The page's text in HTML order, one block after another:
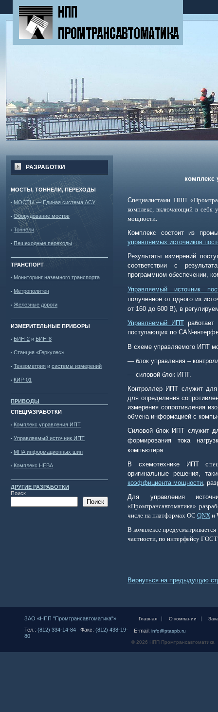
РАЗРАБОТКИ
МОСТЫ, ТОННЕЛИ, ПЕРЕХОДЫ
МОСТЫ—Единая система АСУ
Оборудование мостов
Тоннели
Пешеходные переходы
ТРАНСПОРТ
Мониторинг наземного транспорта
Метрополитен
Железные дороги
ИЗМЕРИТЕЛЬНЫЕ ПРИБОРЫ
БИН-2 и БИН-8
Станция «Геркулес»
Тензометрия и системы измерений
КИР-01
ПРИВОДЫ
СПЕЦРАЗРАБОТКИ
Комплекс управления ИПТ
Управляемый источник ИПТ
МПА информационных шин
Комплекс НЕВА
ДРУГИЕ РАЗРАБОТКИ
Поиск
Поиск
комплекс
Специалистами НПП
комплекс, включающий в себя
мощности.
Комплекс состоит из
управляемых источников
Результаты измерений
соответствии с
программном обеспечении,
Управляемый источник
полученное от одного из
от 160 до 600 В), в
Управляемый ИПТработает
поступающих по CAN-
В схеме управляемого ИПТ
— блок управления –
— силовой блок ИПТ.
Контроллер ИПТ служит
для определения
измерения сопротивления
обмена информацией с
Силовой блок ИПТ служит
формирования тока
компьютера.
В схемотехнике ИПТ с
оригинальные решения,
коэффициента мощности,
Для управления
«Промтрансавтоматика»
числе на платформах ОС QNX и
В комплексе
частности, по интерфейсу ГОСТ
Вернуться на предыдущую
ЗАО «НПП "Промтрансавтоматика"»
Тел.: (812) 334-14-84 Факс: (812) 438-19-
80
Главная | О компании |
E-mail: info@ptaspb.ru
© 2026 НПП Промтрансавтоматика